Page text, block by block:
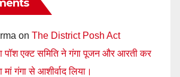
on The District Posh Act
पॉश एक्ट समिति ने गंगा पूजन और आरती कर
मां गंगा से आशीर्वाद लिया।